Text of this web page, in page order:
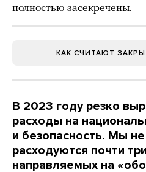
полностью засекречены.
КАК СЧИТАЮТ
В 2023 году резко
расходы на
и безопасность. Мы
расходуются почти
направляемых на